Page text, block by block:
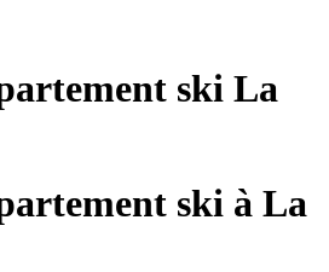
ski La
ski à La